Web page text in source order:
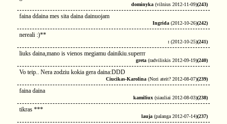
dominyka (vilnius 2012-11-09)(243)
faina ddaina mes sita daina dainuojam
Ingrida (2012-10-26)(242)
nereali :)**
: (2012-10-25)(241)
liuks daina,mano is vienos megiamu dainikiu.superrr
greta (radviliskis 2012-09-19)(240)
Vo teip.. Nera zodziu kokia gera daina:DDD
Ciucikas-Karolina (Nori ateit? 2012-08-07)(239)
faina daina
kamiliux (siauliai 2012-08-03)(238)
tikras ***
lauja (palanga 2012-07-14)(237)